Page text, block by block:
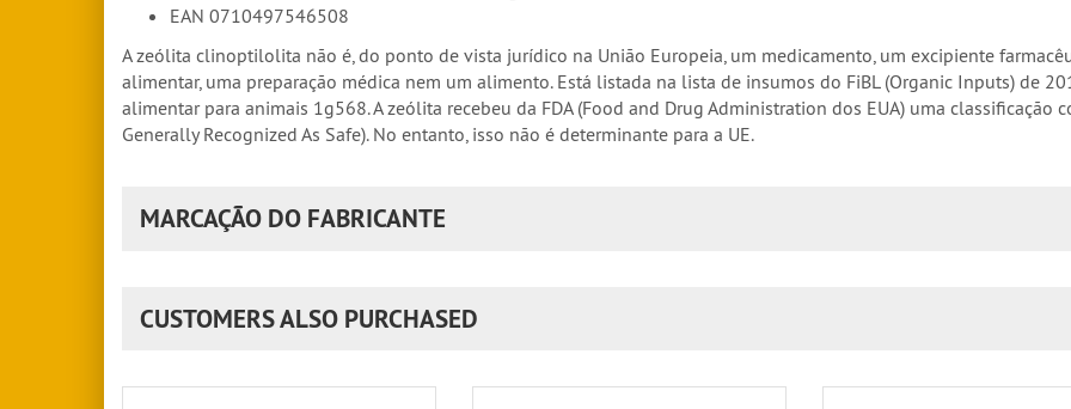
EAN 0710497546508
A zeólita clinoptilolita não é, do ponto de vista jurídico na União Europeia, um medicamento, um excipiente
alimentar, uma preparação médica nem um alimento. Está listada na lista de insumos do FiBL (Organic Inputs) de
alimentar para animais 1g568. A zeólita recebeu da FDA (Food and Drug Administration dos EUA) uma classificação
Generally Recognized As Safe). No entanto, isso não é determinante para a UE.
MARCAÇÃO DO FABRICANTE
CUSTOMERS ALSO PURCHASED